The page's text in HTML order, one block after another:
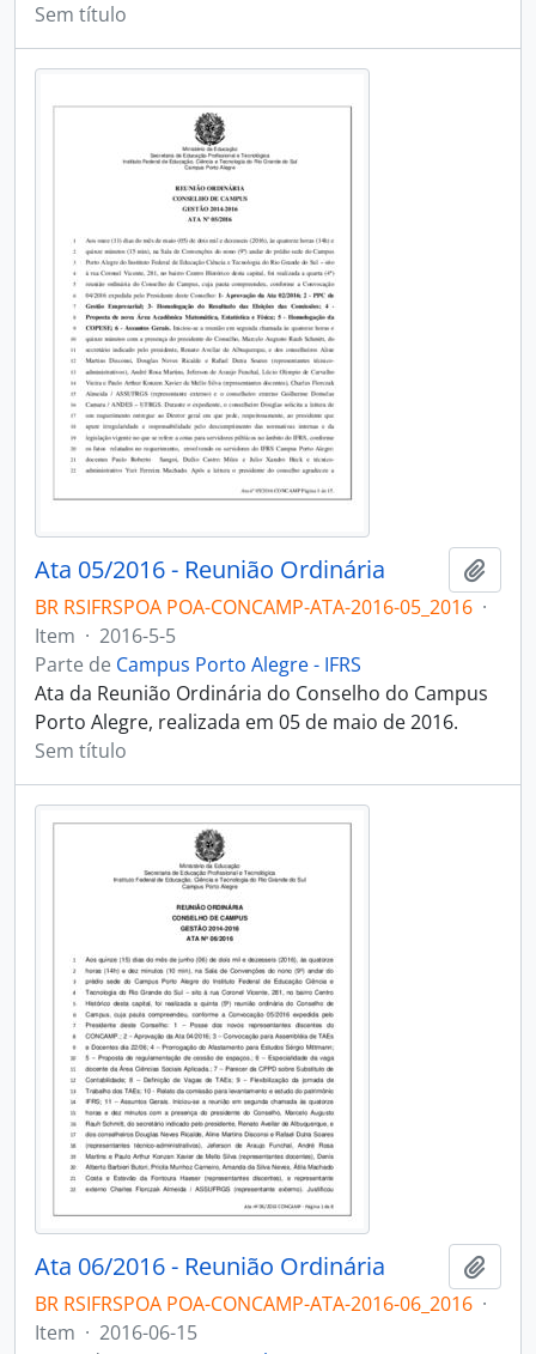
Sem título
Ata 05/2016 - Reunião Ordinária
BR RSIFRSPOA POA-CONCAMP-ATA-2016-05_2016 ·
Item · 2016-5-5
Parte de Campus Porto Alegre - IFRS
Ata da Reunião Ordinária do Conselho do Campus
Porto Alegre, realizada em 05 de maio de 2016.
Sem título
Ata 06/2016 - Reunião Ordinária
BR RSIFRSPOA POA-CONCAMP-ATA-2016-06_2016 ·
Item · 2016-06-15